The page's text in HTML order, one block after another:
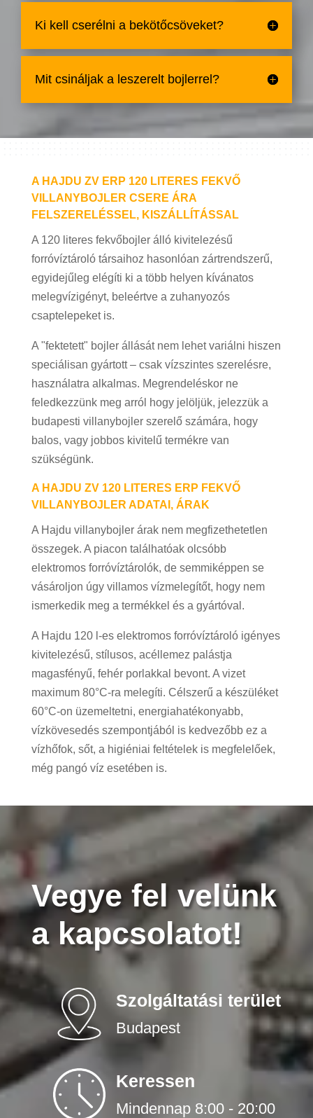
Ki kell cserélni a bekötőcsöveket?
Mit csináljak a leszerelt bojlerrel?
A HAJDU ZV ERP 120 LITERES FEKVŐ
VILLANYBOJLER CSERE ÁRA
FELSZERELÉSSEL, KISZÁLLÍTÁSSAL
A 120 literes fekvőbojler álló kivitelezésű
forróvíztároló társaihoz hasonlóan zártrendszerű,
egyidejűleg elégíti ki a több helyen kívánatos
melegvízigényt, beleértve a zuhanyozós
csaptelepeket is.
A "fektetett" bojler állását nem lehet variálni hiszen
speciálisan gyártott – csak vízszintes szerelésre,
használatra alkalmas. Megrendeléskor ne
feledkezzünk meg arról hogy jelöljük, jelezzük a
budapesti villanybojler szerelő számára, hogy
balos, vagy jobbos kivitelű termékre van
szükségünk.
A HAJDU ZV 120 LITERES ERP FEKVŐ
VILLANYBOJLER ADATAI, ÁRAK
A Hajdu villanybojler árak nem megfizethetetlen
összegek. A piacon találhatóak olcsóbb
elektromos forróvíztárolók, de semmiképpen se
vásároljon úgy villamos vízmelegítőt, hogy nem
ismerkedik meg a termékkel és a gyártóval.
A Hajdu 120 l-es elektromos forróvíztároló igényes
kivitelezésű, stílusos, acéllemez palástja
magasfényű, fehér porlakkal bevont. A vizet
maximum 80°C-ra melegíti. Célszerű a készüléket
60°C-on üzemeltetni, energiahatékonyabb,
vízkövesedés szempontjából is kedvezőbb ez a
vízhőfok, sőt, a higiéniai feltételek is megfelelőek,
még pangó víz esetében is.
Vegye fel velünk
a kapcsolatot!
Szolgáltatási terület
Budapest
Keressen
Mindennap 8:00 - 20:00